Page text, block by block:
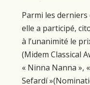
Parmi les
elle a participé,
à l’unanimité le
(Midem Classical
« Ninna Nanna »,
Sefardí